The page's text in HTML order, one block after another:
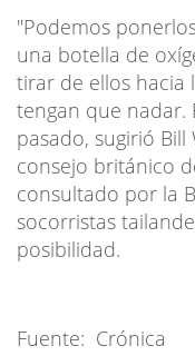
"Podemos
una botella de
tirar de ellos hacia
tengan que nadar.
pasado, sugirió
consejo británico
consultado por la
socorristas
posibilidad.
Fuente: Crónica